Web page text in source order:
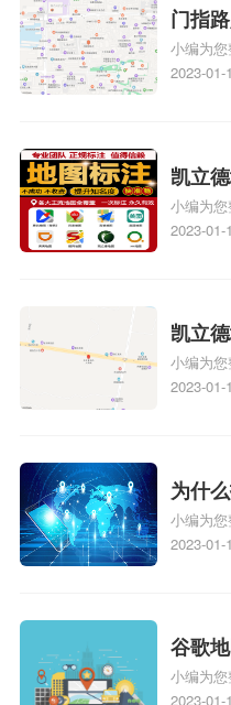
关地图标
门指
图位
图标
小编为
门指路人
门指路人
怎么弄
正文！
2023-01-
凯立
自己
心名
小编为
啊、手机
地图标注
识，详
2023-01-
凯立
注？
标注？
小编为
标注怎么
相关地图
2023-01-
为什
到了
定位了
小编为
地图标注
服务中心
地图标
2023-01-
谷歌
添加
小编为
人位置、
2023-01-